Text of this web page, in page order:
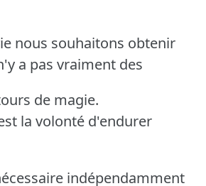
nous souhaitons obtenir
a pas vraiment des
de magie.
la volonté d'endurer
indépendamment